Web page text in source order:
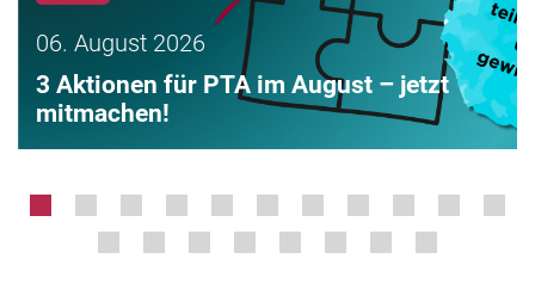
06. August 2026
3 Aktionen für PTA im August – jetzt
mitmachen!